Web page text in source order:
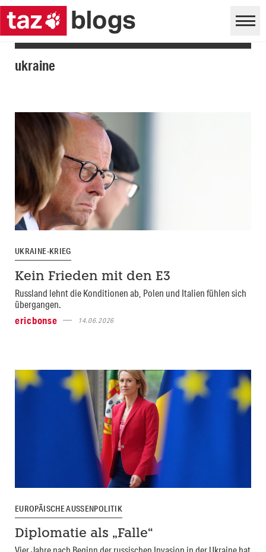
ukraine
UKRAINE-KRIEG
Kein Frieden mit den E3
Russland lehnt die Konditionen ab, Polen und Italien fühlen sich
übergangen.
ericbonse
14.06.2026
EUROPÄISCHE AUSSENPOLITIK
Diplomatie als „Falle“